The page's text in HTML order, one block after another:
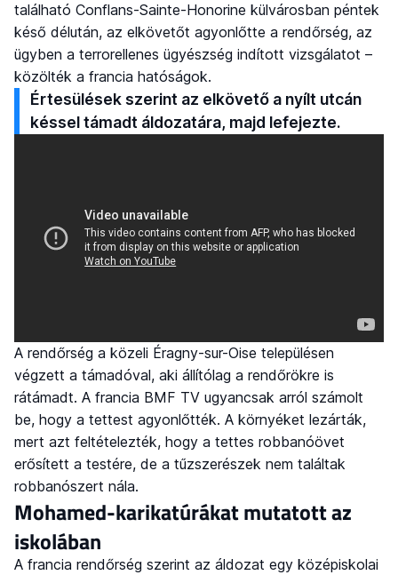
található Conflans-Sainte-Honorine külvárosban péntek
késő délután, az elkövetőt agyonlőtte a rendőrség, az
ügyben a terrorellenes ügyészség indított vizsgálatot –
közölték a francia hatóságok.
Értesülések szerint az elkövető a nyílt utcán
késsel támadt áldozatára, majd lefejezte.
A rendőrség a közeli Éragny-sur-Oise településen
végzett a támadóval, aki állítólag a rendőrökre is
rátámadt. A francia BMF TV ugyancsak arról számolt
be, hogy a tettest agyonlőtték. A környéket lezárták,
mert azt feltételezték, hogy a tettes robbanóövet
erősített a testére, de a tűzszerészek nem találtak
robbanószert nála.
Mohamed-karikatúrákat mutatott az
iskolában
A francia rendőrség szerint az áldozat egy középiskolai